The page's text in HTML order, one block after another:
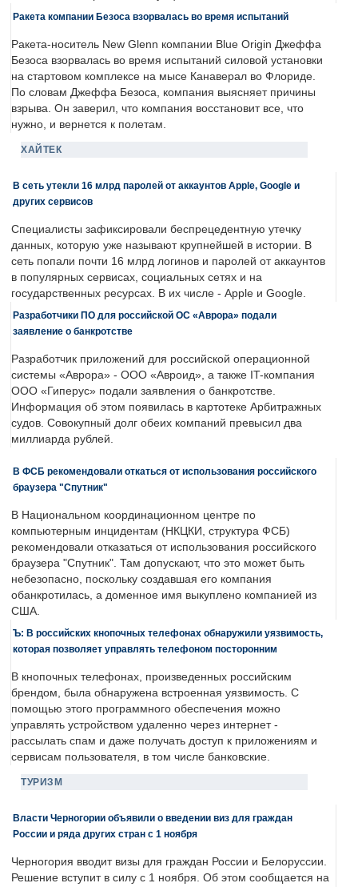
Ракета компании Безоса взорвалась во время испытаний
Ракета-носитель New Glenn компании Blue Origin Джеффа
Безоса взорвалась во время испытаний силовой установки
на стартовом комплексе на мысе Канаверал во Флориде.
По словам Джеффа Безоса, компания выясняет причины
взрыва. Он заверил, что компания восстановит все, что
нужно, и вернется к полетам.
ХАЙТЕК
В сеть утекли 16 млрд паролей от аккаунтов Apple, Google и
других сервисов
Специалисты зафиксировали беспрецедентную утечку
данных, которую уже называют крупнейшей в истории. В
сеть попали почти 16 млрд логинов и паролей от аккаунтов
в популярных сервисах, социальных сетях и на
государственных ресурсах. В их числе - Apple и Google.
Разработчики ПО для российской ОС «Аврора» подали
заявление о банкротстве
Разработчик приложений для российской операционной
системы «Аврора» - ООО «Авроид», а также IT-компания
ООО «Гиперус» подали заявления о банкротстве.
Информация об этом появилась в картотеке Арбитражных
судов. Совокупный долг обеих компаний превысил два
миллиарда рублей.
В ФСБ рекомендовали откаться от использования российского
браузера "Спутник"
В Национальном координационном центре по
компьютерным инцидентам (НКЦКИ, структура ФСБ)
рекомендовали отказаться от использования российского
браузера "Спутник". Там допускают, что это может быть
небезопасно, поскольку создавшая его компания
обанкротилась, а доменное имя выкуплено компанией из
США.
Ъ: В российских кнопочных телефонах обнаружили уязвимость,
которая позволяет управлять телефоном посторонним
В кнопочных телефонах, произведенных российским
брендом, была обнаружена встроенная уязвимость. С
помощью этого программного обеспечения можно
управлять устройством удаленно через интернет -
рассылать спам и даже получать доступ к приложениям и
сервисам пользователя, в том числе банковские.
ТУРИЗМ
Власти Черногории объявили о введении виз для граждан
России и ряда других стран с 1 ноября
Черногория вводит визы для граждан России и Белоруссии.
Решение вступит в силу с 1 ноября. Об этом сообщается на